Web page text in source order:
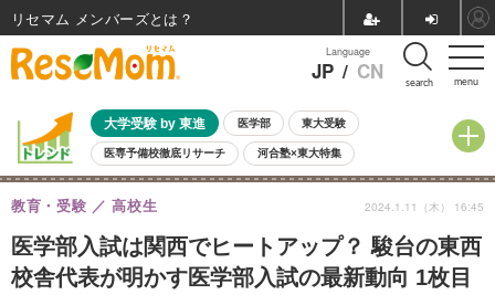
menu
Language
JP / CN search
大学受験 by 東進 医学部 東大受験
医専予備校徹底リサーチ 河合塾×東大特集
親子で考える大学選び 高校受験 中学受験 小学校受験
共通テスト 夏休み
8月開催イベント・WS 全国公立高校 過去問 人気記事
自由研究教材（小学生向け） 自由研究教材（中学生向け） ランキング
医学部入試は関西でヒートアップ？ 駿台の東西
校舎代表が明かす医学部入試の最新動向 1枚目
教育・受験 高校生 2024.1.11（木） 16:45
リセマム メンバーズ